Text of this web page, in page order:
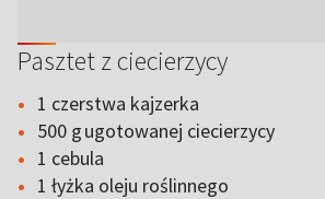
Pasztet z ciecierzycy
1 czerstwa kajzerka
500 g ugotowanej ciecierzycy
1 cebula
1 łyżka oleju roślinnego